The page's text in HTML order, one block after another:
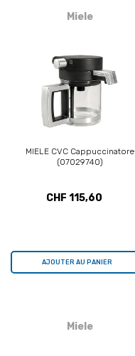
Miele
MIELE CVC Cappuccinatore
(07029740)
CHF 115,60
AJOUTER AU PANIER
Miele